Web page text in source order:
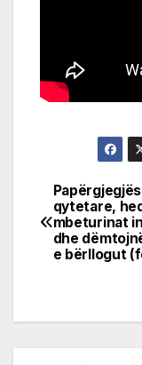
Post
qytetare,
mbeturinat
dhe
e bërllogut